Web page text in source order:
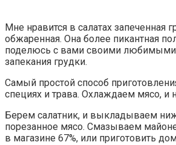
Мне нравится в салатах запеченная
обжаренная. Она более пикантная
поделюсь с вами своими
запекания грудки.
Самый простой способ
специях и трава. Охлаждаем мясо, и
Берем салатник, и выкладываем
порезанное мясо. Смазываем
в магазине 67%, или приготовить